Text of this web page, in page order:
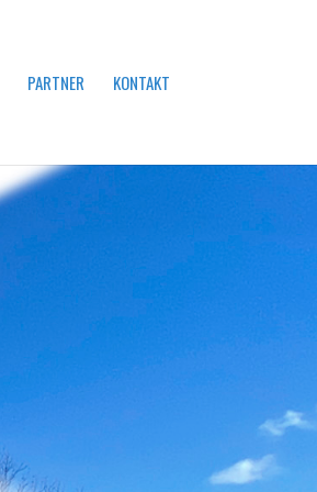
PARTNER KONTAKT